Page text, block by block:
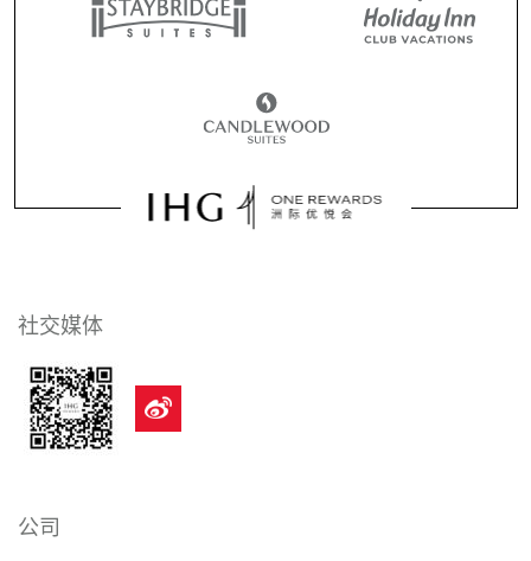
社交媒体
公司